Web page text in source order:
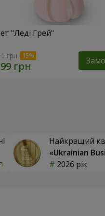
"Леді Грей"
грн
Найкращий
«Ukrainian
2026 рік